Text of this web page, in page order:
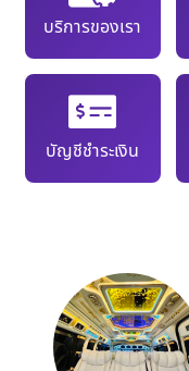
บริการของเรา
บัญชีชำระเงิน